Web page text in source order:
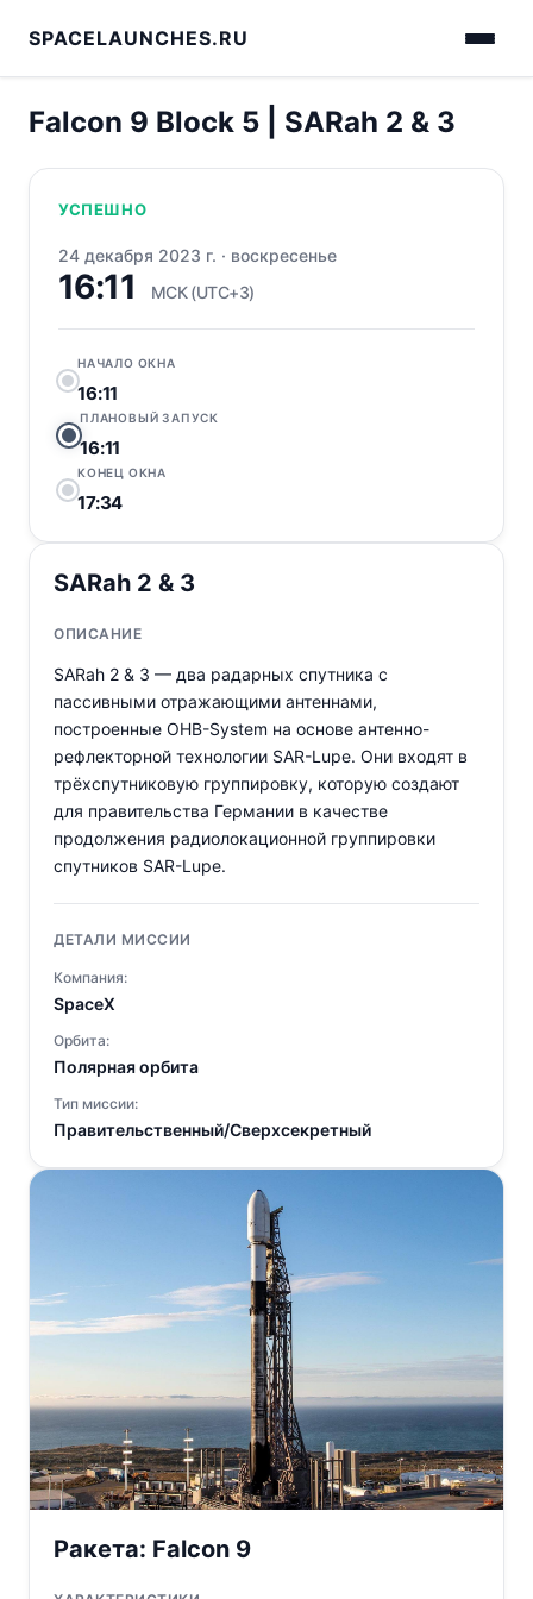
SPACELAUNCHES.RU
Falcon 9 Block 5 | SARah 2 & 3
УСПЕШНО
24 декабря 2023 г. · воскресенье
16:11 МСК (UTC+3)
НАЧАЛО ОКНА
16:11
ПЛАНОВЫЙ ЗАПУСК
16:11
КОНЕЦ ОКНА
17:34
SARah 2 & 3
ОПИСАНИЕ
SARah 2 & 3 — два радарных спутника с
пассивными отражающими антеннами,
построенные OHB-System на основе антенно-
рефлекторной технологии SAR-Lupe. Они входят в
трёхспутниковую группировку, которую создают
для правительства Германии в качестве
продолжения радиолокационной группировки
спутников SAR-Lupe.
ДЕТАЛИ МИССИИ
Компания:
SpaceX
Орбита:
Полярная орбита
Тип миссии:
Правительственный/Сверхсекретный
Ракета: Falcon 9